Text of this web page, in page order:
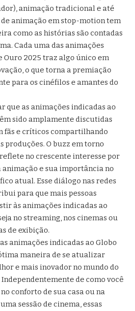
animação tradicional e até
animação em stop-motion tem
como as histórias são contadas
Cada uma das animações
Ouro 2025 traz algo único em
o que torna a premiação
para os cinéfilos e amantes do
que as animações indicadas ao
sido amplamente discutidas
fãs e críticos compartilhando
produções. O buzz em torno
no crescente interesse por
animação e sua importância no
atual. Esse diálogo nas redes
para que mais pessoas
às animações indicadas ao
no streaming, nos cinemas ou
de exibição.
animações indicadas ao Globo
maneira de se atualizar
e mais inovador no mundo do
de como você
conforto de sua casa ou na
sessão de cinema, essas